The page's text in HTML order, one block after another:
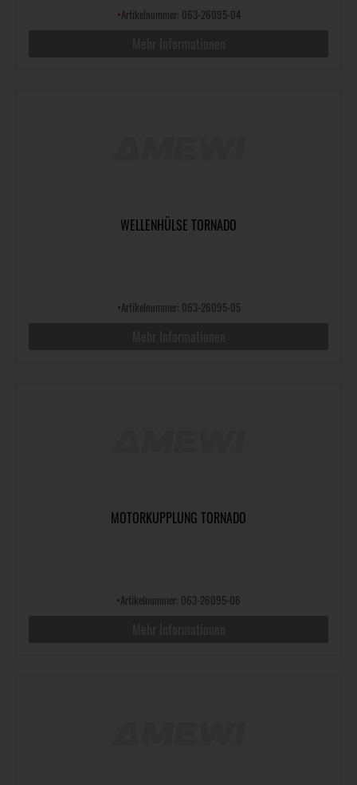
•Artikelnummer: 063-26095-04
WELLENHÜLSE TORNADO
•Artikelnummer: 063-26095-05
MOTORKUPPLUNG TORNADO
•Artikelnummer: 063-26095-06